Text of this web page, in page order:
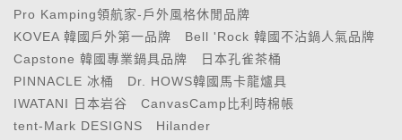
Pro Kamping領航家-戶外風格休閒品牌
KOVEA 韓國戶外第一品牌
Bell 'Rock 韓國不沾鍋人氣品牌
Capstone 韓國專業鍋具品牌
日本孔雀茶桶
PINNACLE 冰桶
Dr. HOWS韓國馬卡龍爐具
IWATANI 日本岩谷
CanvasCamp比利時棉帳
tent-Mark DESIGNS
Hilander